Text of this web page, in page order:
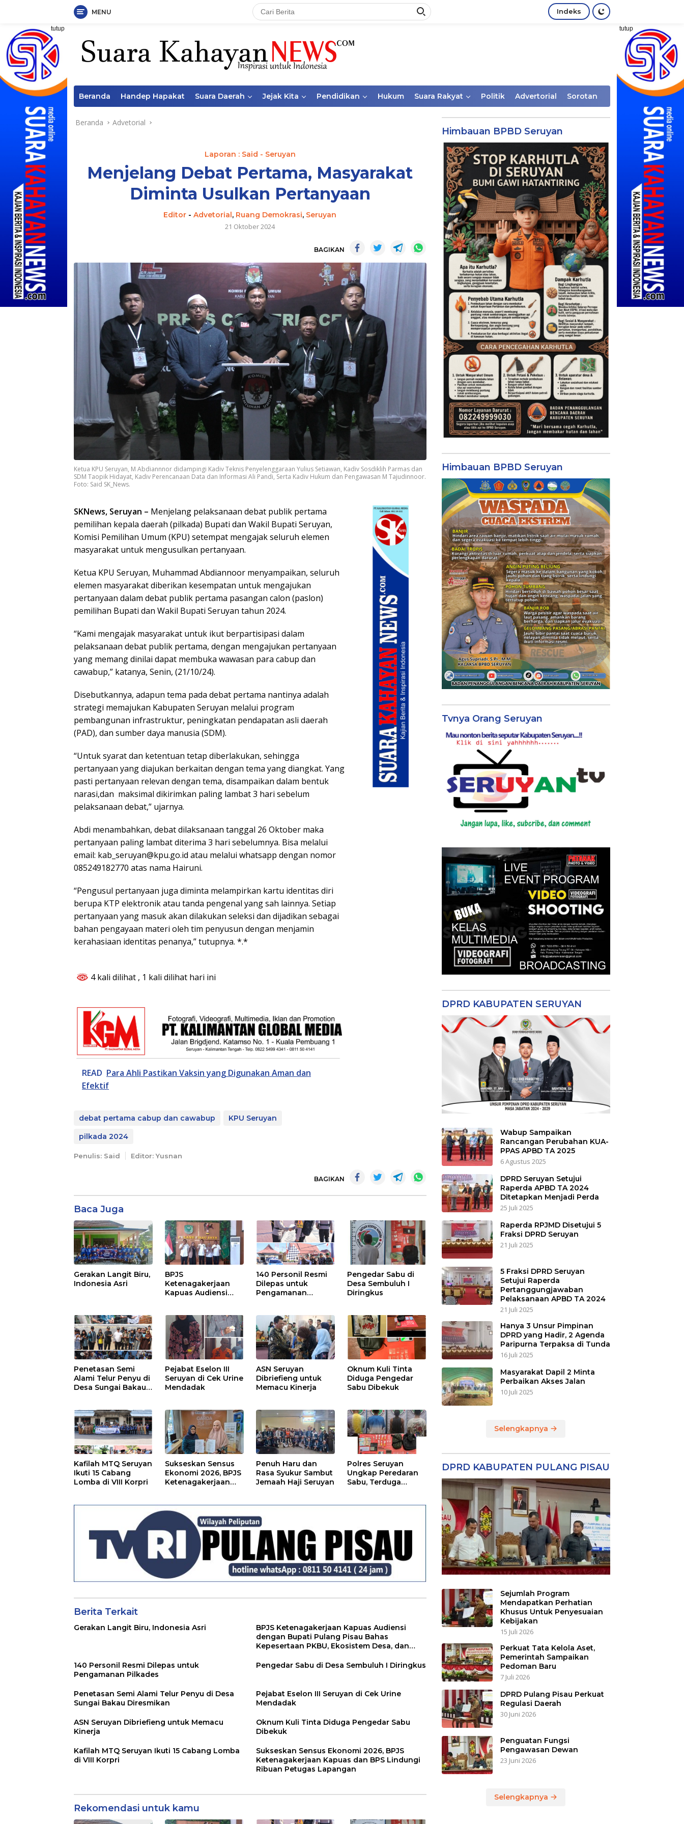
Langsung
konten
MENU Indeks
tutup tutup
Beranda Handep Hapakat Suara Daerah Jejak Kita Pendidikan Hukum Suara Rakyat Politik Advertorial Sorotan
Beranda Advetorial
Laporan : Said - Seruyan
Menjelang Debat Pertama, Masyarakat
Diminta Usulkan Pertanyaan
Editor -Advetorial, Ruang Demokrasi, Seruyan
21 Oktober 2024
BAGIKAN
Ketua KPU Seruyan, M Abdiannnor didampingi Kadiv Teknis Penyelenggaraan Yulius Setiawan, Kadiv Sosdiklih Parmas dan
SDM Taopik Hidayat, Kadiv Perencanaan Data dan Informasi Ali Pandi, Serta Kadiv Hukum dan Pengawasan M Tajudinnoor.
Foto: Said SK_News.
SKNews, Seruyan – Menjelang pelaksanaan debat publik pertama
pemilihan kepala daerah (pilkada) Bupati dan Wakil Bupati Seruyan,
Komisi Pemilihan Umum (KPU) setempat mengajak seluruh elemen
masyarakat untuk mengusulkan pertanyaan.
Ketua KPU Seruyan, Muhammad Abdiannoor menyampaikan, seluruh
elemen masyarakat diberikan kesempatan untuk mengajukan
pertanyaan dalam debat publik pertama pasangan calon (paslon)
pemilihan Bupati dan Wakil Bupati Seruyan tahun 2024.
“Kami mengajak masyarakat untuk ikut berpartisipasi dalam
pelaksanaan debat publik pertama, dengan mengajukan pertanyaan
yang memang dinilai dapat membuka wawasan para cabup dan
cawabup,” katanya, Senin, (21/10/24).
Disebutkannya, adapun tema pada debat pertama nantinya adalah
strategi memajukan Kabupaten Seruyan melalui program
pembangunan infrastruktur, peningkatan pendapatan asli daerah
(PAD), dan sumber daya manusia (SDM).
“Untuk syarat dan ketentuan tetap diberlakukan, sehingga
pertanyaan yang diajukan berkaitan dengan tema yang diangkat. Yang
pasti pertanyaan relevan dengan tema, disampaikan dalam bentuk
narasi,dan maksimal dikirimkan paling lambat 3 hari sebelum
pelaksanaan debat,” ujarnya.
Abdi menambahkan, debat dilaksanaan tanggal 26 Oktober maka
pertanyaan paling lambat diterima 3 hari sebelumnya. Bisa melalui
email: kab_seruyan@kpu.go.id atau melalui whatsapp dengan nomor
085249182770 atas nama Hairuni.
“Pengusul pertanyaan juga diminta melampirkan kartu identitas diri
berupa KTP elektronik atau tanda pengenal yang sah lainnya. Setiap
pertanyaan yang masuk akan dilakukan seleksi dan dijadikan sebagai
bahan pengayaan materi oleh tim penyusun dengan menjamin
kerahasiaan identitas penanya,” tutupnya. *.*
4 kali dilihat , 1 kali dilihat hari ini
READ Para Ahli Pastikan Vaksin yang Digunakan Aman dan
Efektif
debat pertama cabup dan cawabup
KPU Seruyan
pilkada 2024
Penulis: Said Editor: Yusnan
BAGIKAN
Baca Juga
Gerakan Langit Biru,
Indonesia Asri
BPJS
Ketenagakerjaan
Kapuas Audiensi
Kepesertaan PKBU,
Ekosistem Desa, dan
Pekerja Rentan
140 Personil Resmi
Dilepas untuk
Pengamanan
Pengedar Sabu di
Desa Sembuluh I
Diringkus
Penetasan Semi
Alami Telur Penyu di
Desa Sungai Bakau
Pejabat Eselon III
Seruyan di Cek Urine
Mendadak
ASN Seruyan
Dibriefieng untuk
Memacu Kinerja
Oknum Kuli Tinta
Diduga Pengedar
Sabu Dibekuk
Kafilah MTQ Seruyan
Ikuti 15 Cabang
Lomba di VIII Korpri
Sukseskan Sensus
Ekonomi 2026, BPJS
Ketenagakerjaan
Petugas Lapangan
Penuh Haru dan
Rasa Syukur Sambut
Jemaah Haji Seruyan
Polres Seruyan
Ungkap Peredaran
Sabu, Terduga
Berita Terkait
Gerakan Langit Biru, Indonesia Asri
BPJS Ketenagakerjaan Kapuas Audiensi
dengan Bupati Pulang Pisau Bahas
Kepesertaan PKBU, Ekosistem Desa, dan
140 Personil Resmi Dilepas untuk
Pengamanan Pilkades
Pengedar Sabu di Desa Sembuluh I Diringkus
Penetasan Semi Alami Telur Penyu di Desa
Sungai Bakau Diresmikan
Pejabat Eselon III Seruyan di Cek Urine
Mendadak
ASN Seruyan Dibriefieng untuk Memacu
Kinerja
Oknum Kuli Tinta Diduga Pengedar Sabu
Dibekuk
Kafilah MTQ Seruyan Ikuti 15 Cabang Lomba
di VIII Korpri
Sukseskan Sensus Ekonomi 2026, BPJS
Ketenagakerjaan Kapuas dan BPS Lindungi
Ribuan Petugas Lapangan
Rekomendasi untuk kamu
Himbauan BPBD Seruyan
Himbauan BPBD Seruyan
Tvnya Orang Seruyan
DPRD KABUPATEN SERUYAN
Wabup Sampaikan
Rancangan Perubahan KUA-
PPAS APBD TA 2025
6 Agustus 2025
DPRD Seruyan Setujui
Raperda APBD TA 2024
Ditetapkan Menjadi Perda
25 Juli 2025
Raperda RPJMD Disetujui 5
Fraksi DPRD Seruyan
21 Juli 2025
5 Fraksi DPRD Seruyan
Setujui Raperda
Pertanggungjawaban
Pelaksanaan APBD TA 2024
21 Juli 2025
Hanya 3 Unsur Pimpinan
DPRD yang Hadir, 2 Agenda
Paripurna Terpaksa di Tunda
16 Juli 2025
Masyarakat Dapil 2 Minta
Perbaikan Akses Jalan
10 Juli 2025
Selengkapnya
DPRD KABUPATEN PULANG PISAU
Sejumlah Program
Mendapatkan Perhatian
Khusus Untuk Penyesuaian
Kebijakan
15 Juli 2026
Perkuat Tata Kelola Aset,
Pemerintah Sampaikan
Pedoman Baru
7 Juli 2026
DPRD Pulang Pisau Perkuat
Regulasi Daerah
30 Juni 2026
Penguatan Fungsi
Pengawasan Dewan
23 Juni 2026
Selengkapnya